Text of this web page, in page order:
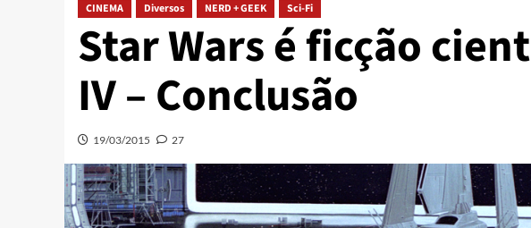
CINEMA Diversos NERD + GEEK Sci-Fi
Star Wars é ficção
IV – Conclusão
19/03/2015 27